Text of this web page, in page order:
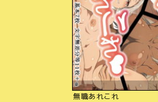
無職あれこれ